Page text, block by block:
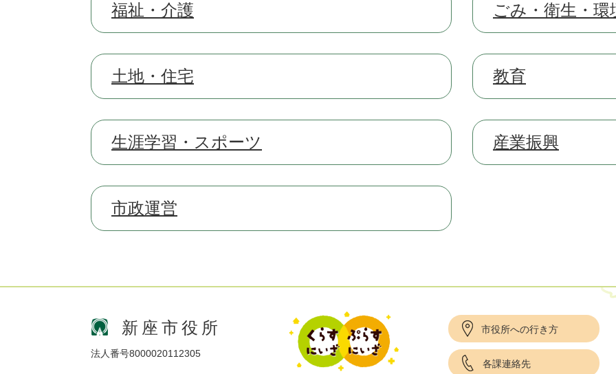
福祉・介護 ごみ・衛生・環
土地・住宅 教育
生涯学習・スポーツ 産業振興
市政運営
新座市役所
法人番号8000020112305
市役所への行き方
各課連絡先